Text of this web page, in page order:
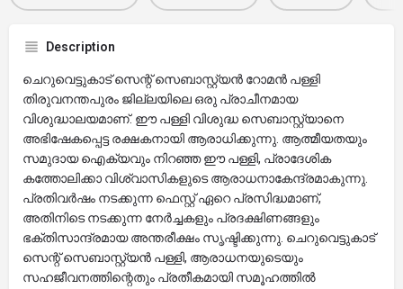
Description
ചെറുവെട്ടുകാട് സെന്റ് സെബാസ്റ്റ്യൻ റോമൻ പള്ളി
തിരുവനന്തപുരം ജില്ലയിലെ ഒരു പ്രാചീനമായ
വിശുദ്ധാലയമാണ്. ഈ പള്ളി വിശുദ്ധ സെബാസ്റ്റ്യാനെ
അഭിഷേകപ്പെട്ട രക്ഷകനായി ആരാധിക്കുന്നു. ആത്മീയതയും
സമുദായ ഐക്യവും നിറഞ്ഞ ഈ പള്ളി, പ്രാദേശിക
കത്തോലിക്കാ വിശ്വാസികളുടെ ആരാധനാകേന്ദ്രമാകുന്നു.
പ്രതിവർഷം നടക്കുന്ന ഫെസ്റ്റ് ഏറെ പ്രസിദ്ധമാണ്,
അതിനിടെ നടക്കുന്ന നേർച്ചകളും പ്രദക്ഷിണങ്ങളും
ഭക്തിസാന്ദ്രമായ അന്തരീക്ഷം സൃഷ്ടിക്കുന്നു. ചെറുവെട്ടുകാട്
സെന്റ് സെബാസ്റ്റ്യൻ പള്ളി, ആരാധനയുടെയും
സഹജീവനത്തിന്റെതും പ്രതീകമായി സമൂഹത്തിൽ